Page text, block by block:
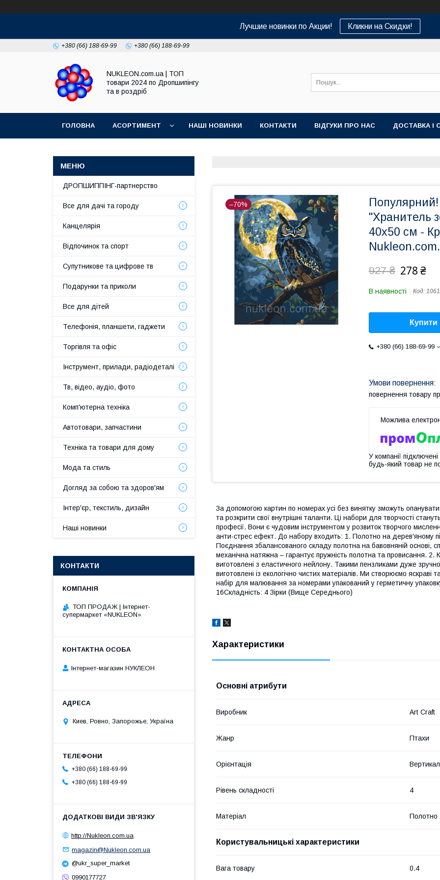
Лучшие новинки по Акции! Кликни на Скидки!
+380 (66) 188-69-99 +380 (66) 188-69-99
NUKLEON.com.ua | ТОП
товари 2024 по Дропшипінгу
та в роздріб
ГОЛОВНА АСОРТИМЕНТ НАШІ НОВИНКИ КОНТАКТИ ВІДГУКИ ПРО НАС ДОСТАВКА І
–70%
"Хранитель
40х50 см -
927 ₴ 278 ₴
В наявності Код:
Купити
+380 (66) 188-69-99
повернення товару
У компанії
будь-який товар не
За допомогою картин по номерах усі без винятку зможуть
та розкрити свої внутрішні таланти. Ці набори для творчості
професії. Вони є чудовим інструментом у розвиток творчого
анти-стрес ефект. До набору входить: 1. Полотно на дерев'яному
Поєднання збалансованого складу полотна на бавовняній основі,
механічна натяжна – гарантує пружність полотна та провисання. 2.
виготовлені з еластичного нейлону. Такими пензликами дуже
виготовлені із екологічно чистих матеріалів. Ми створюємо яскраві
набір для малювання за номерами упакований у герметичну
16Складність: 4 Зірки (Вище Середнього)
Характеристики
Основні атрибути
Виробник Art Craft
Жанр Птахи
Орієнтація
Рівень складності 4
Матеріал Полотно
Користувальницькі характеристики
Вага товару 0.4
ДРОПШИППІНГ-партнерство
Все для дачі та городу
Канцелярія
Відпочинок та спорт
Супутникове та цифрове тв
Подарунки та приколи
Все для дітей
Телефонія, планшети, гаджети
Торгівля та офіс
Інструмент, прилади, радіодеталі
Тв, відео, аудіо, фото
Комп'ютерна техніка
Автотовари, запчастини
Техніка та товари для дому
Мода та стиль
Догляд за собою та здоров'ям
Інтер'єр, текстиль, дизайн
Наші новинки
КОНТАКТИ
ТОП ПРОДАЖ | Інтернет-
супермаркет «NUKLEON»
Інтернет-магазин НУКЛЕОН
Киев, Ровно, Запорожье, Україна
+380 (66) 188-69-99
+380 (66) 188-69-99
http://Nukleon.com.ua
magazin@Nukleon.com.ua
@ukr_super_market
0990177727